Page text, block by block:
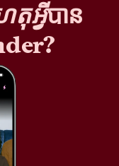
តុអ្វីបាន